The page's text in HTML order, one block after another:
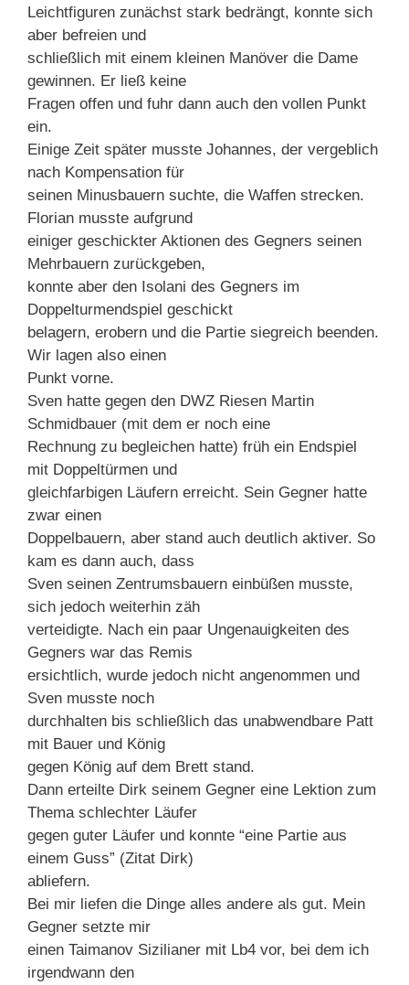
Leichtfiguren zunächst stark bedrängt, konnte sich
aber befreien und
schließlich mit einem kleinen Manöver die Dame
gewinnen. Er ließ keine
Fragen offen und fuhr dann auch den vollen Punkt
ein.
Einige Zeit später musste Johannes, der vergeblich
nach Kompensation für
seinen Minusbauern suchte, die Waffen strecken.
Florian musste aufgrund
einiger geschickter Aktionen des Gegners seinen
Mehrbauern zurückgeben,
konnte aber den Isolani des Gegners im
Doppelturmendspiel geschickt
belagern, erobern und die Partie siegreich beenden.
Wir lagen also einen
Punkt vorne.
Sven hatte gegen den DWZ Riesen Martin
Schmidbauer (mit dem er noch eine
Rechnung zu begleichen hatte) früh ein Endspiel
mit Doppeltürmen und
gleichfarbigen Läufern erreicht. Sein Gegner hatte
zwar einen
Doppelbauern, aber stand auch deutlich aktiver. So
kam es dann auch, dass
Sven seinen Zentrumsbauern einbüßen musste,
sich jedoch weiterhin zäh
verteidigte. Nach ein paar Ungenauigkeiten des
Gegners war das Remis
ersichtlich, wurde jedoch nicht angenommen und
Sven musste noch
durchhalten bis schließlich das unabwendbare Patt
mit Bauer und König
gegen König auf dem Brett stand.
Dann erteilte Dirk seinem Gegner eine Lektion zum
Thema schlechter Läufer
gegen guter Läufer und konnte “eine Partie aus
einem Guss” (Zitat Dirk)
abliefern.
Bei mir liefen die Dinge alles andere als gut. Mein
Gegner setzte mir
einen Taimanov Sizilianer mit Lb4 vor, bei dem ich
irgendwann den